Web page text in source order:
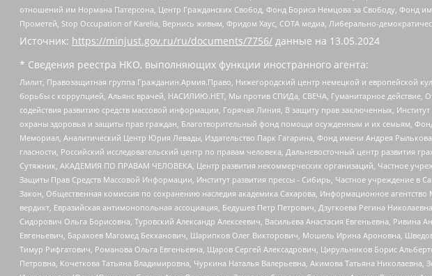
отношений им Нормана Патерсона, Центр Гражданских Свобод, Фонд Бориса Немцова за Свободу, Фонд
Прометей, Stop Occupation of Karelia, Вернись живым, Фридом Хаус, СОТА медиа, Либерально-
Источник: https://minjust.gov.ru/ru/documents/7756/ данные на 13.05.2024
* Сведения реестра НКО, выполняющих функции иностранного агента:
Лилит, Правозащитная группа Гражданин.Армия.Право, Нижегородский центр немецкой и европейской
борьбы с коррупцией, Альянс врачей, НАСИЛИЮ.НЕТ, Мы против СПИДа, СВЕЧА, Гуманитарное действие,
содействия развитию средств массовой информации, Горячая Линия, В защиту прав заключенных,
охраны здоровья и защиты прав граждан, Благотворительный фонд помощи осужденным и их семьям,
Мемориал, Аналитический Центр Юрия Левады, Издательство Парк Гагарина, Фонд имени Андрея
гласности, Российский исследовательский центр по правам человека, Дальневосточный центр развития
Сутяжник, АКАДЕМИЯ ПО ПРАВАМ ЧЕЛОВЕКА, Центр развития некоммерческих организаций, Частное
Защиты Прав Средств Массовой Информации, Институт развития прессы - Сибирь, Частное учреждение в
Закон, Общественная комиссия по сохранению наследия академика Сахарова, Информационное
вердикт, Евразийская антимонопольная ассоциация, Бедушев Петр Петрович, Дзугкоева Регина
Сидорович Ольга Борисовна, Туровский Александр Алексеевич, Васильева Анастасия Евгеньевна,
Евгеньевич, Барахоев Магомед Бекханович, Шарипков Олег Викторович, Мошель Ирина Ароновна,
Тимур Рифгатович, Романова Ольга Евгеньевна, Щаров Сергей Алексадрович, Цирульников Борис
Петровна, Кочеткова Татьяна Владимировна, Чуркина Наталья Валерьевна, Акимова Татьяна